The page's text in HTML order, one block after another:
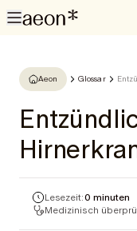
Aeon Glossar
Lesezeit:0 minuten
Medizinisch